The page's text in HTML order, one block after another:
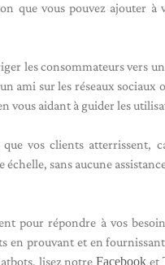
que vous pouvez ajouter
les consommateurs vers
ami sur les réseaux
vous aidant à guider les
vos clients atterrissent,
sans aucune
pour répondre à vos
prouvant et en
lisez notreFacebook et